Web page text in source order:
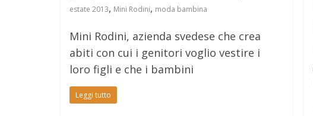
estate 2013, Mini Rodini, moda bambina
Mini Rodini, azienda svedese che crea
abiti con cui i genitori voglio vestire i
loro figli e che i bambini
Leggi tutto